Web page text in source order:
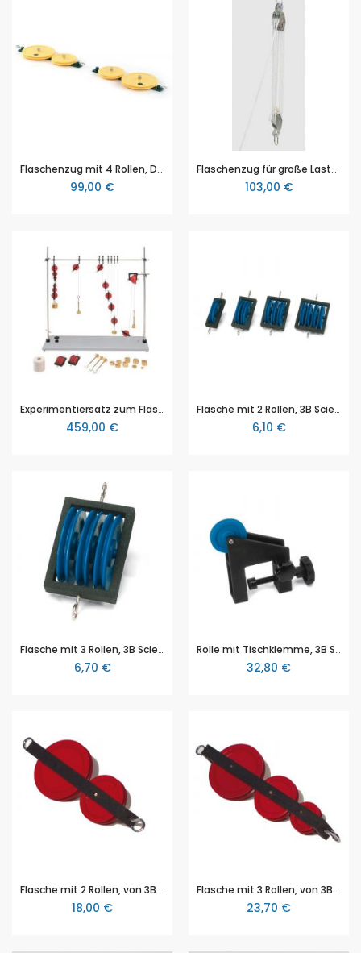
Flaschenzug mit 4 Rollen, D=100 mm, NTL (DM210-2D)
99,00 €
Flaschenzug für große Lasten
103,00 €
Experimentiersatz zum Flaschenzug, 3B Scientific (1003224 [U30028])
459,00 €
Flasche mit 2 Rollen, 3B Scientific (1003217 [U30021])
6,10 €
Flasche mit 3 Rollen, 3B Scientific (1003218 [U30022])
6,70 €
Rolle mit Tischklemme, 3B Scientific (1003221 [U30025])
32,80 €
Flasche mit 2 Rollen, von 3B Scientific (1003222 [U30026])
18,00 €
Flasche mit 3 Rollen, von 3B Scientific (1003223 [U30027])
23,70 €